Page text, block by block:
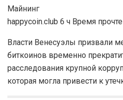
Майнинг
happycoin.club 6 ч Время
Власти Венесуэлы призвали
биткоинов временно
расследования крупной
которая могла привести к